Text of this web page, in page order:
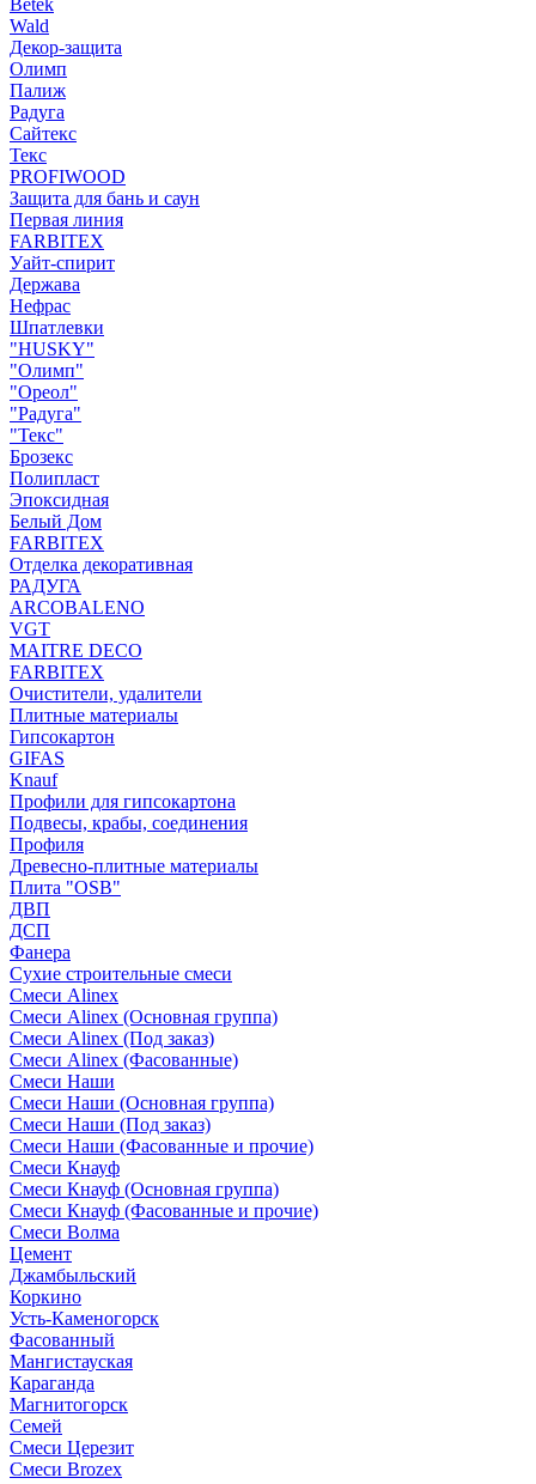
Betek
Wald
Декор-защита
Олимп
Палиж
Радуга
Сайтекс
Текс
PROFIWOOD
Защита для бань и саун
Первая линия
FARBITEX
Уайт-спирит
Держава
Нефрас
Шпатлевки
"HUSKY"
"Олимп"
"Ореол"
"Радуга"
"Текс"
Брозекс
Полипласт
Эпоксидная
Белый Дом
FARBITEX
Отделка декоративная
РАДУГА
ARCOBALENO
VGT
MAITRE DECO
FARBITEX
Очистители, удалители
Плитные материалы
Гипсокартон
GIFAS
Knauf
Профили для гипсокартона
Подвесы, крабы, соединения
Профиля
Древесно-плитные материалы
Плита "OSB"
ДВП
ДСП
Фанера
Сухие строительные смеси
Смеси Alinex
Смеси Alinex (Основная группа)
Смеси Alinex (Под заказ)
Смеси Alinex (Фасованные)
Смеси Наши
Смеси Наши (Основная группа)
Смеси Наши (Под заказ)
Смеси Наши (Фасованные и прочие)
Смеси Кнауф
Смеси Кнауф (Основная группа)
Смеси Кнауф (Фасованные и прочие)
Смеси Волма
Цемент
Джамбыльский
Коркино
Усть-Каменогорск
Фасованный
Мангистауская
Караганда
Магнитогорск
Семей
Смеси Церезит
Смеси Brozex